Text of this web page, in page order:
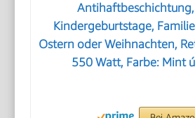
Kindergeburtstage,
Ostern oder Weihnachten,
550 Watt, Farbe: Mint